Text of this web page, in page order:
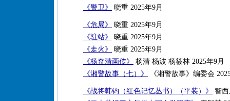
《警卫》
晓重 2025年9月
《危局》
晓重 2025年9月
《驻站》
晓重 2025年9月
《走火》
晓重 2025年9月
《杨奇清画传》
杨清 杨波 杨筱林 2025年9月
《湘警故事（七）》
《湘警故事》编委会
《战将韩钧（红色记忆丛书）（平装）》
智西